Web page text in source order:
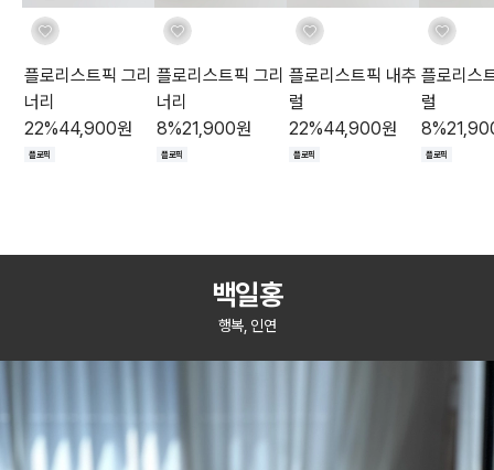
플로리스트픽 그리
너리
22%44,900원
플로픽
플로리스트픽 그리
너리
8%21,900원
플로픽
플로리스트픽 내추
럴
22%44,900원
플로픽
플로리스
럴
8%
플로픽
백일홍
행복, 인연